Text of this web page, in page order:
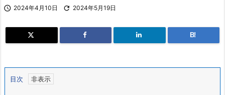
 2024年4月10日  2024年5月19日
B!
目次